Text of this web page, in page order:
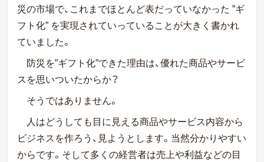
災の市場で、これまでほとんど表だっていなかった ”ギ
フト化” を実現されていっていることが大きく書かれ
ていました。
防災を”ギフト化”できた理由は、優れた商品やサービ
スを思いついたからか？
そうではありません。
人はどうしても目に見える商品やサービス内容から
ビジネスを作ろう、見ようとします。当然分かりやすい
からです。そして多くの経営者は売上や利益などの目